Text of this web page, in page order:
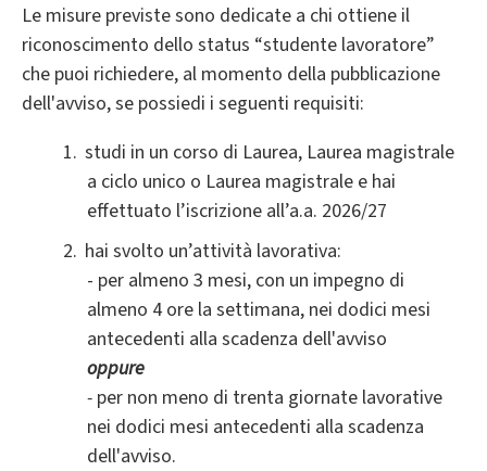
Le misure previste sono dedicate a chi ottiene il
riconoscimento dello status “studente lavoratore”
che puoi richiedere, al momento della pubblicazione
dell'avviso, se possiedi i seguenti requisiti:
studi in un corso di Laurea, Laurea magistrale
a ciclo unico o Laurea magistrale e hai
effettuato l’iscrizione all’a.a. 2026/27
hai svolto un’attività lavorativa:
- per almeno 3 mesi, con un impegno di
almeno 4 ore la settimana, nei dodici mesi
antecedenti alla scadenza dell'avviso
oppure
- per non meno di trenta giornate lavorative
nei dodici mesi antecedenti alla scadenza
dell'avviso.